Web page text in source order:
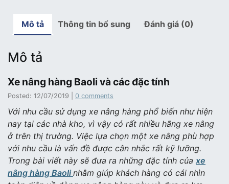
Mô tả Thông tin bổ sung Đánh giá (0)
Mô tả
Xe nâng hàng Baoli và các đặc tính
Posted: 12/07/2019 | 0 comments
Với nhu cầu sử dụng xe nâng hàng phổ biến như hiện
nay tại các nhà kho, vì vậy có rất nhiều hãng xe nâng
ở trên thị trường. Việc lựa chọn một xe nâng phù hợp
với nhu cầu là vấn đề được cân nhắc rất kỹ lưỡng.
Trong bài viết này sẽ đưa ra những đặc tính của xe
nâng hàng Baolinhằm giúp khách hàng có cái nhìn